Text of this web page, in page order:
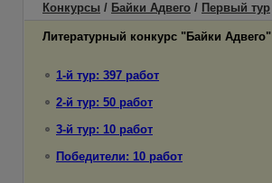
Конкурсы / Байки Адвего / Первый тур
Литературный конкурс "Байки Адвего"
1-й тур: 397 работ
2-й тур: 50 работ
3-й тур: 10 работ
Победители: 10 работ